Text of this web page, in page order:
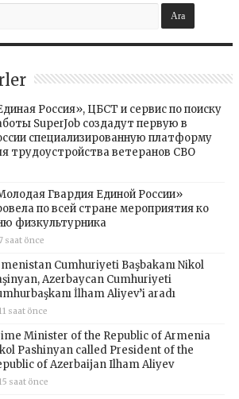
Россия», ЦБСТ и сервис по поиску
SuperJob создадут первую в
специализированную платформу
трудоустройства ветеранов СВО
Гвардия Единой России»
по всей стране мероприятия ко
физкультурника
saat önce
Cumhuriyeti Başbakanı Nikol
Azerbaycan Cumhuriyeti
İlham Aliyev’i aradı
saat önce
Minister of the Republic of Armenia
Pashinyan called President of the
of Azerbaijan Ilham Aliyev
saat önce